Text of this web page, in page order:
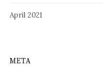
April 2021
META